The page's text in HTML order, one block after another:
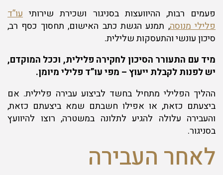
פעמים רבות, ההיוועצות בסניגור ושכירת שירותי עו”ד
פלילי מנוסה, תמנע הגשת כתב האישום, תחסוך כסף רב,
סיכון עונשי והתעסקות שלילית.
מיד עם התעורר הסיכון לחקירה פלילית, וככל המוקדם,
יש לפנות לקבלת ייעוץ – מפי עו”ד פלילי מיומן.
ההליך הפלילי מתחיל בחשד לביצוע עבירה פלילית. אם
ביצעתם כזאת, או אפילו חשבתם שמא ביצעתם כזאת,
והעבירה עלולה להגיע לתלונה במשטרה, רוצו להיוועץ
בסניגור.
לאחר העבירה